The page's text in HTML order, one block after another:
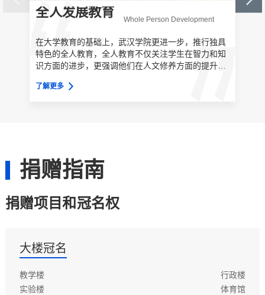
全人发展教育 Whole Person Development
在大学教育的基础上，武汉学院更进一步，推行独具
特色的全人教育，全人教育不仅关注学生在智力和知
识方面的进步，更强调他们在人文修养方面的提升，
方面的追求，以及作为一个现代社会公民的责任感的
了解更多
武
捐赠指南
捐赠项目和冠名权
大楼冠名
教学楼
行政楼
实验楼
体育馆